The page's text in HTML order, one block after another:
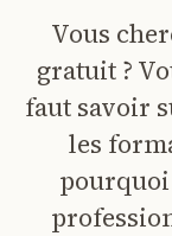
Vous
gratuit ?
faut savoir
les